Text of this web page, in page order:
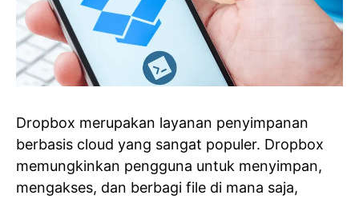
Dropbox merupakan layanan penyimpanan
berbasis cloud yang sangat populer. Dropbox
memungkinkan pengguna untuk menyimpan,
mengakses, dan berbagi file di mana saja,